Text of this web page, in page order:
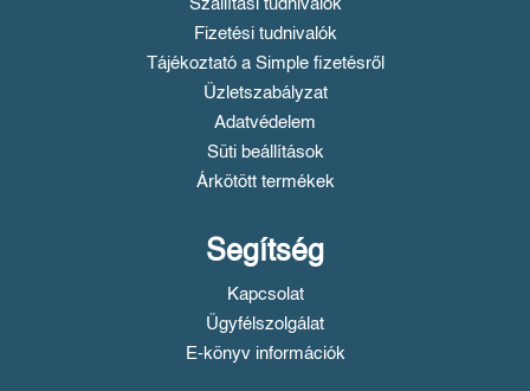
Szállítási tudnivalók
Fizetési tudnivalók
Tájékoztató a Simple fizetésről
Üzletszabályzat
Adatvédelem
Süti beállítások
Árkötött termékek
Segítség
Kapcsolat
Ügyfélszolgálat
E-könyv információk